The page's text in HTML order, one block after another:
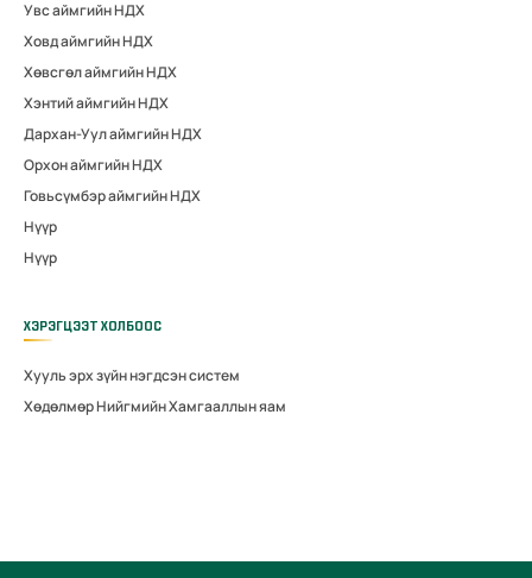
Увс аймгийн НДХ
Ховд аймгийн НДХ
Хөвсгөл аймгийн НДХ
Хэнтий аймгийн НДХ
Дархан-Уул аймгийн НДХ
Орхон аймгийн НДХ
Говьсүмбэр аймгийн НДХ
Нүүр
Нүүр
ХЭРЭГЦЭЭТ ХОЛБООС
Хууль эрх зүйн нэгдсэн систем
Хөдөлмөр Нийгмийн Хамгааллын яам